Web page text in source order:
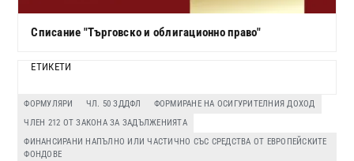
Списание "Търговско и облигационно право"
ЕТИКЕТИ
ФОРМУЛЯРИ ЧЛ. 50 ЗДДФЛ
ФОРМИРАНЕ НА ОСИГУРИТЕЛНИЯ ДОХОД
ЧЛЕН 212 ОТ ЗАКОНА ЗА ЗАДЪЛЖЕНИЯТА
ФИНАНСИРАНИ НАПЪЛНО ИЛИ ЧАСТИЧНО СЪС СРЕДСТВА ОТ ЕВРОПЕЙСКИТЕ
ФОНДОВЕ